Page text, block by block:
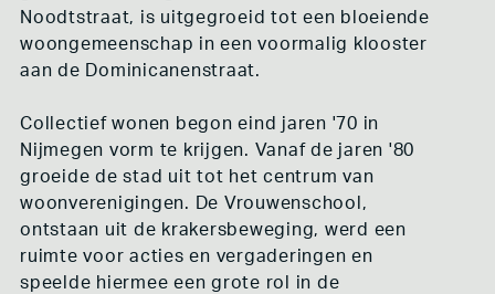
DE VROUWENSCHOOL
COOPLINK EN DE COÖPERATIEVE WOONBEWEGING
DE BONTE HULST
ONS NIEUWE HOF
OVERIGE VOORBEELDEN
COLLECTIEF EIGENDOM IN DE BOEKENWERELD
ENERGIECOÖPERATIES
ARBEIDERSCOÖPERATIES
KAMPEER TERREINEN
DIEPVRIESCOÖPERATIE ZIJDERVELD
COLLECTIEF EIGENDOM IN DE MUZIEK
BUURT- EN ZORGCOÖPERATIES
DIGITALE COLLECTIEVE RUIMTE
Noodtstraat, is uitgegroeid tot een bloeiende
woongemeenschap in een voormalig klooster
aan de Dominicanenstraat.
Collectief wonen begon eind jaren '70 in
Nijmegen vorm te krijgen. Vanaf de jaren '80
groeide de stad uit tot het centrum van
woonverenigingen. De Vrouwenschool,
ontstaan uit de krakersbeweging, werd een
ruimte voor acties en vergaderingen en
speelde hiermee een grote rol in de